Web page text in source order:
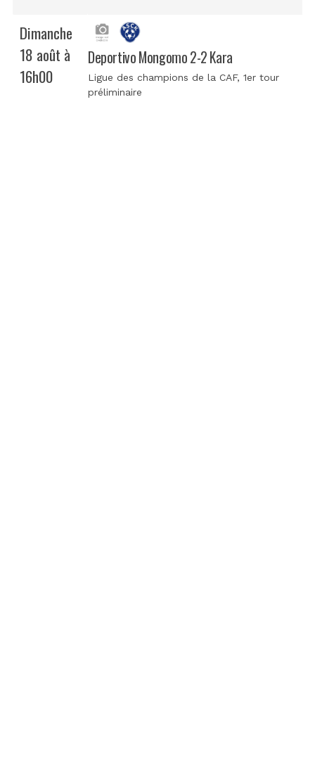
Dimanche
18 août à
16h00
Deportivo Mongomo 2-2 Kara
Ligue des champions de la CAF, 1er tour
préliminaire